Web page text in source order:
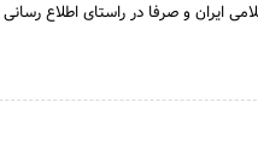
ایران و صرفا در راستای اطلاع رسانی